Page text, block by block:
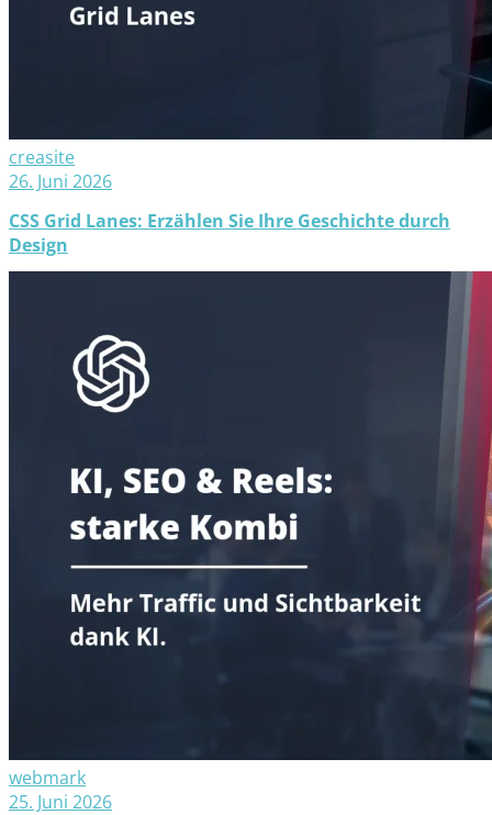
creasite
26. Juni 2026
CSS Grid Lanes: Erzählen Sie Ihre Geschichte durch
Design
webmark
25. Juni 2026